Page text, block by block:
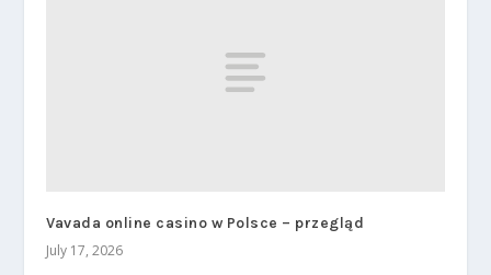
Vavada online casino w Polsce – przegląd
July 17, 2026